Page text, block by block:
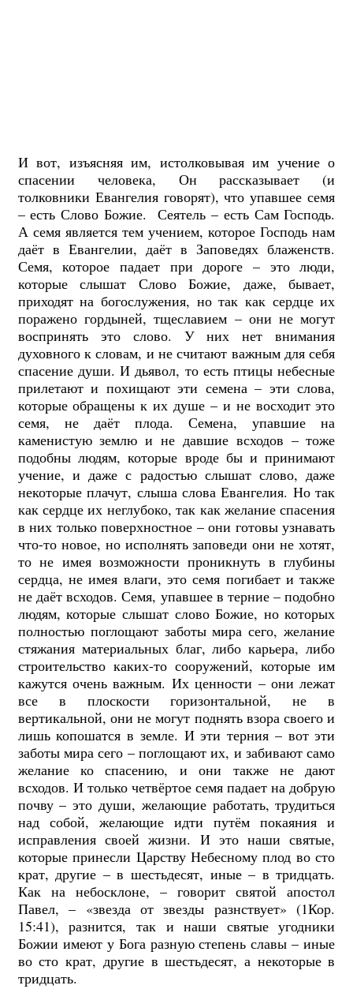
И вот, изъясняя им, истолковывая им учение о
спасении человека, Он рассказывает (и
толковники Евангелия говорят), что упавшее семя
– есть Слово Божие. Сеятель – есть Сам Господь.
А семя является тем учением, которое Господь нам
даёт в Евангелии, даёт в Заповедях блаженств.
Семя, которое падает при дороге – это люди,
которые слышат Слово Божие, даже, бывает,
приходят на богослужения, но так как сердце их
поражено гордыней, тщеславием – они не могут
воспринять это слово. У них нет внимания
духовного к словам, и не считают важным для себя
спасение души. И дьявол, то есть птицы небесные
прилетают и похищают эти семена – эти слова,
которые обращены к их душе – и не восходит это
семя, не даёт плода. Семена, упавшие на
каменистую землю и не давшие всходов – тоже
подобны людям, которые вроде бы и принимают
учение, и даже с радостью слышат слово, даже
некоторые плачут, слыша слова Евангелия. Но так
как сердце их неглубоко, так как желание спасения
в них только поверхностное – они готовы узнавать
что-то новое, но исполнять заповеди они не хотят,
то не имея возможности проникнуть в глубины
сердца, не имея влаги, это семя погибает и также
не даёт всходов.Семя, упавшее в терние – подобно
людям, которые слышат слово Божие, но которых
полностью поглощают заботы мира сего, желание
стяжания материальных благ, либо карьера, либо
строительство каких-то сооружений, которые им
кажутся очень важным. Их ценности – они лежат
все в плоскости горизонтальной, не в
вертикальной, они не могут поднять взора своего и
лишь копошатся в земле. И эти терния – вот эти
заботы мира сего – поглощают их, и забивают само
желание ко спасению, и они также не дают
всходов. И только четвёртое семя падает на добрую
почву – это души, желающие работать, трудиться
над собой, желающие идти путём покаяния и
исправления своей жизни. И это наши святые,
которые принесли Царству Небесному плод во сто
крат, другие – в шестьдесят, иные – в тридцать.
Как на небосклоне, – говорит святой апостол
Павел, – «звезда от звезды разнствует» (1Кор.
15:41), разнится, так и наши святые угодники
Божии имеют у Бога разную степень славы – иные
во сто крат, другие в шестьдесят, а некоторые в
тридцать.